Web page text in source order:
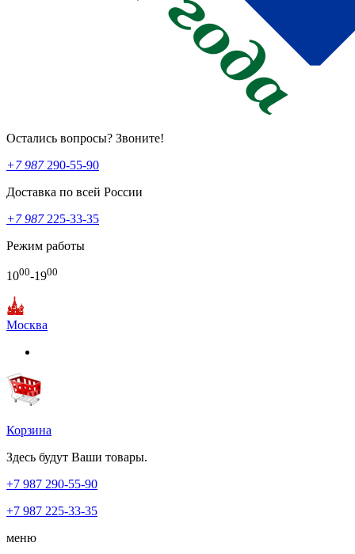
Остались вопросы? Звоните!
+7 987290-55-90
Доставка по всей России
+7 987225-33-35
Режим работы
1000-1900
Москва
Корзина
Здесь будут Ваши товары.
+7 987 290-55-90
+7 987 225-33-35
меню